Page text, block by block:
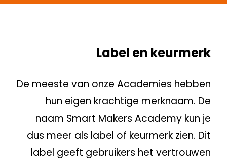
Label en keurmerk
De meeste van onze Academies hebben
hun eigen krachtige merknaam. De
naam Smart Makers Academy kun je
dus meer als label of keurmerk zien. Dit
label geeft gebruikers het vertrouwen